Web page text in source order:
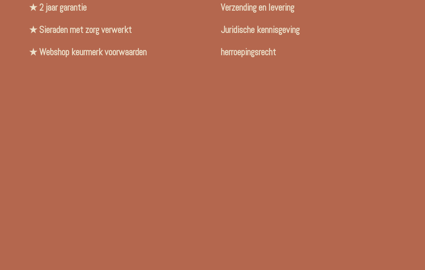
★ 2 jaar garantie
★ Sieraden met zorg verwerkt
★ Webshop keurmerk voorwaarden
Verzending en levering
Juridische kennisgeving
herroepingsrecht